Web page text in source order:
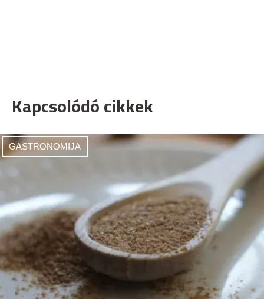
Kapcsolódó cikkek
GASTRONOMIJA